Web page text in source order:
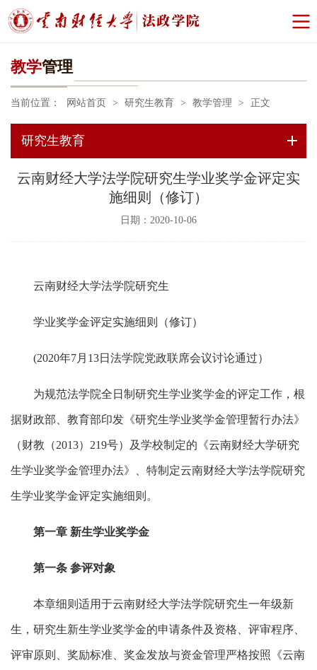
教学管理
当前位置： 网站首页 > 研究生教育 > 教学管理 > 正文
研究生教育
云南财经大学法学院研究生学业奖学金评定实
施细则（修订）
日期：2020-10-06
云南财经大学法学院研究生
学业奖学金评定实施细则（修订）
(2020年7月13日法学院党政联席会议讨论通过）
为规范法学院全日制研究生学业奖学金的评定工作，根
据财政部、教育部印发《研究生学业奖学金管理暂行办法》
（财教（2013）219号）及学校制定的《云南财经大学研究
生学业奖学金管理办法》、特制定云南财经大学法学院研究
生学业奖学金评定实施细则。
第一章 新生学业奖学金
第一条 参评对象
本章细则适用于云南财经大学法学院研究生一年级新
生，研究生新生学业奖学金的申请条件及资格、评审程序、
评审原则、奖励标准、奖金发放与资金管理严格按照《云南